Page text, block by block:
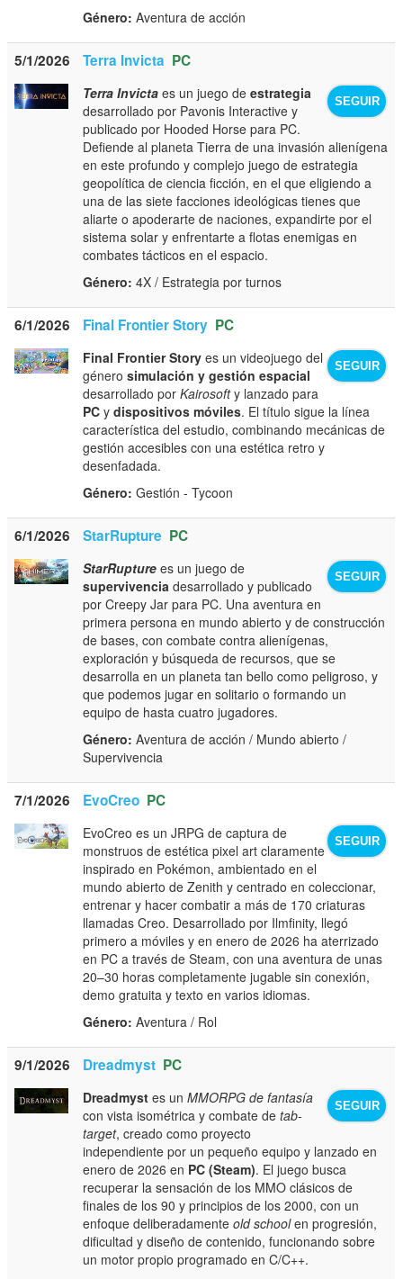
Género: Aventura de acción
5/1/2026 Terra Invicta PC
SEGUIR
Terra Invicta es un juego deestrategia
desarrollado por Pavonis Interactive y
publicado por Hooded Horse para PC.
Defiende al planeta Tierra de una invasión alienígena
en este profundo y complejo juego de estrategia
geopolítica de ciencia ficción, en el que eligiendo a
una de las siete facciones ideológicas tienes que
aliarte o apoderarte de naciones, expandirte por el
sistema solar y enfrentarte a flotas enemigas en
combates tácticos en el espacio.
Género: 4X / Estrategia por turnos
6/1/2026 Final Frontier Story PC
SEGUIR
Final Frontier Story es un videojuego del
génerosimulación y gestión espacial
desarrollado porKairosofty lanzado para
PC ydispositivos móviles. El título sigue la línea
característica del estudio, combinando mecánicas de
gestión accesibles con una estética retro y
desenfadada.
Género: Gestión - Tycoon
6/1/2026 StarRupture PC
SEGUIR
StarRupture es un juego de
supervivencia desarrollado y publicado
por Creepy Jar para PC. Una aventura en
primera persona en mundo abierto y de construcción
de bases, con combate contra alienígenas,
exploración y búsqueda de recursos, que se
desarrolla en un planeta tan bello como peligroso, y
que podemos jugar en solitario o formando un
equipo de hasta cuatro jugadores.
Género: Aventura de acción / Mundo abierto /
Supervivencia
7/1/2026 EvoCreo PC
SEGUIR
EvoCreo es un JRPG de captura de
monstruos de estética pixel art claramente
inspirado en Pokémon, ambientado en el
mundo abierto de Zenith y centrado en coleccionar,
entrenar y hacer combatir a más de 170 criaturas
llamadas Creo. Desarrollado por Ilmfinity, llegó
primero a móviles y en enero de 2026 ha aterrizado
en PC a través de Steam, con una aventura de unas
20–30 horas completamente jugable sin conexión,
demo gratuita y texto en varios idiomas.
Género: Aventura / Rol
9/1/2026 Dreadmyst PC
SEGUIR
Dreadmyst es unMMORPG de fantasía
con vista isométrica y combate detab-
target, creado como proyecto
independiente por un pequeño equipo y lanzado en
enero de 2026 en PC (Steam). El juego busca
recuperar la sensación de los MMO clásicos de
finales de los 90 y principios de los 2000, con un
enfoque deliberadamenteold schoolen progresión,
dificultad y diseño de contenido, funcionando sobre
un motor propio programado en C/C++.